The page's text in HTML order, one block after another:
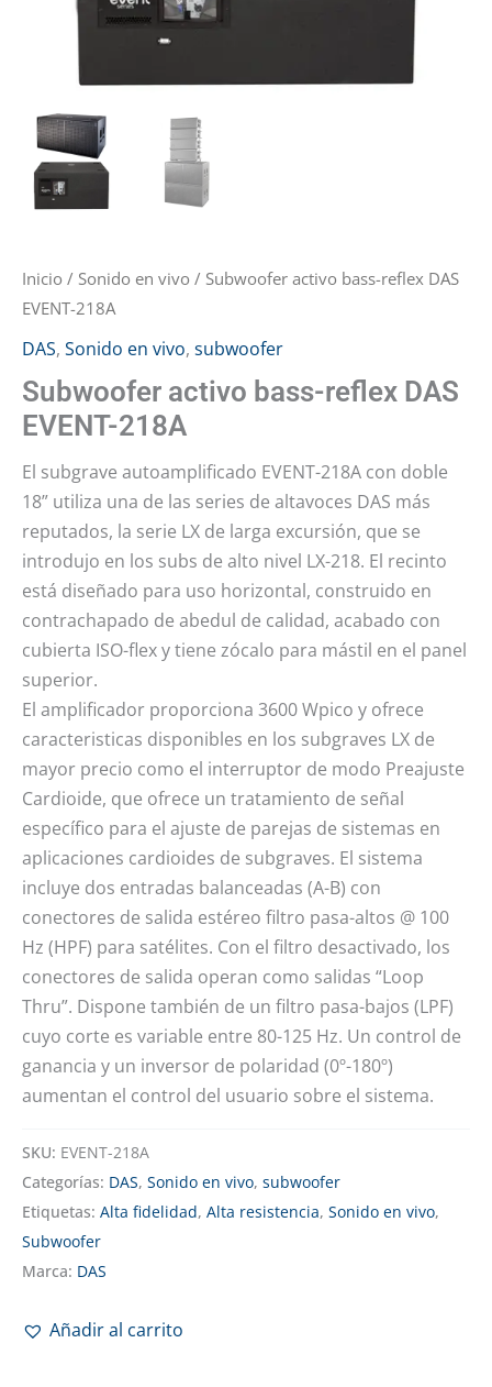
Inicio / Sonido en vivo / Subwoofer activo bass-reflex DAS
EVENT-218A
DAS, Sonido en vivo, subwoofer
Subwoofer activo bass-reflex DAS
EVENT-218A
El subgrave autoamplificado EVENT-218A con doble
18” utiliza una de las series de altavoces DAS más
reputados, la serie LX de larga excursión, que se
introdujo en los subs de alto nivel LX-218. El recinto
está diseñado para uso horizontal, construido en
contrachapado de abedul de calidad, acabado con
cubierta ISO-flex y tiene zócalo para mástil en el panel
superior.
El amplificador proporciona 3600 Wpico y ofrece
caracteristicas disponibles en los subgraves LX de
mayor precio como el interruptor de modo Preajuste
Cardioide, que ofrece un tratamiento de señal
específico para el ajuste de parejas de sistemas en
aplicaciones cardioides de subgraves. El sistema
incluye dos entradas balanceadas (A-B) con
conectores de salida estéreo filtro pasa-altos @ 100
Hz (HPF) para satélites. Con el filtro desactivado, los
conectores de salida operan como salidas “Loop
Thru”. Dispone también de un filtro pasa-bajos (LPF)
cuyo corte es variable entre 80-125 Hz. Un control de
ganancia y un inversor de polaridad (0º-180º)
aumentan el control del usuario sobre el sistema.
SKU: EVENT-218A
Categorías: DAS, Sonido en vivo, subwoofer
Etiquetas: Alta fidelidad, Alta resistencia, Sonido en vivo,
Subwoofer
Marca: DAS
Añadir al carrito